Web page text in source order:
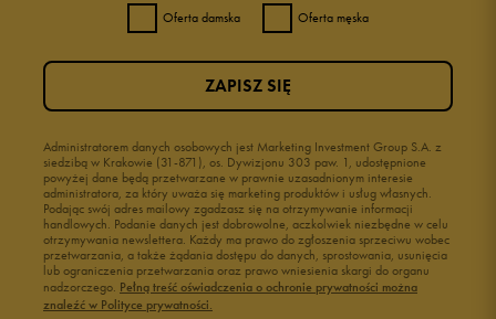
Oferta damska Oferta męska
Administratorem danych osobowych jest Marketing Investment Group S.A. z
siedzibą w Krakowie (31-871), os. Dywizjonu 303 paw. 1, udostępnione
powyżej dane będą przetwarzane w prawnie uzasadnionym interesie
administratora, za który uważa się marketing produktów i usług własnych.
Podając swój adres mailowy zgadzasz się na otrzymywanie informacji
handlowych. Podanie danych jest dobrowolne, aczkolwiek niezbędne w celu
otrzymywania newslettera. Każdy ma prawo do zgłoszenia sprzeciwu wobec
przetwarzania, a także żądania dostępu do danych, sprostowania, usunięcia
lub ograniczenia przetwarzania oraz prawo wniesienia skargi do organu
nadzorczego. Pełną treść oświadczenia o ochronie prywatności można
znaleźć w Polityce prywatności.
ZAPISZ SIĘ